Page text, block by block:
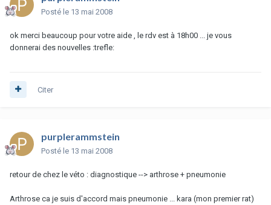
Posté le 13 mai 2008
ok merci beaucoup pour votre aide , le rdv est à 18h00 ... je vous
donnerai des nouvelles :trefle:
Citer
purplerammstein
Posté le 13 mai 2008
retour de chez le véto : diagnostique --> arthrose + pneumonie
Arthrose ca je suis d'accord mais pneumonie ... kara (mon premier rat)